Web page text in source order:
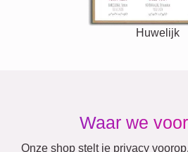
Huwelijk
Waar we
Onze shop stelt je privacy